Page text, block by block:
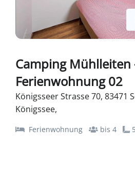
Camping Mühlleiten
Ferienwohnung 02
Königsseer Strasse 70, 83471
Königssee,
Ferienwohnung bis 4